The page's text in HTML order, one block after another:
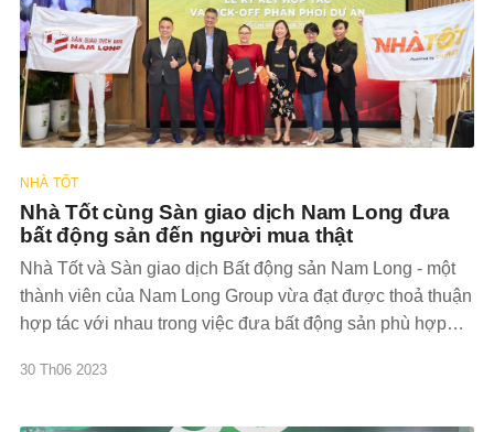
NHÀ TỐT
Nhà Tốt cùng Sàn giao dịch Nam Long đưa
bất động sản đến người mua thật
Nhà Tốt và Sàn giao dịch Bất động sản Nam Long - một
thành viên của Nam Long Group vừa đạt được thoả thuận
hợp tác với nhau trong việc đưa bất động sản phù hợp
dùng trong hành
30 Th06 2023